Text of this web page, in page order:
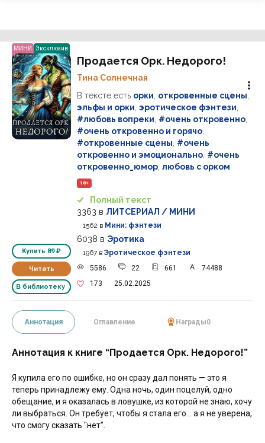
МИНИ Эксклюзив
Купить 89 ₽
Читать
В библиотеку
Продается Орк. Недорого!
Тина Солнечная
В тексте есть орки откровенные сцены
эльфы и орки эротическое фэнтези
#любовь вопреки #очень откровенно
#очень откровенно и горячо
#откровенные сцены #очень
откровенно и эмоционально #очень
откровенно_юмор любовь с орком
18+
Полный текст
3363 в ЛИТСЕРИАЛ / МИНИ
1562 в Мини: фэнтези
6038 в Эротика
1967 в Эротическое фэнтези
5586
22 661
74488
173
25.02.2025
Аннотация Оглавление Награды0
Аннотация к книге “Продается Орк. Недорого!”
Я купила его по ошибке, но он сразу дал понять — это я
теперь принадлежу ему. Одна ночь, один поцелуй, одно
обещание, и я оказалась в ловушке, из которой не знаю, хочу
ли выбраться. Он требует, чтобы я стала его… а я не уверена,
что смогу сказать "нет".